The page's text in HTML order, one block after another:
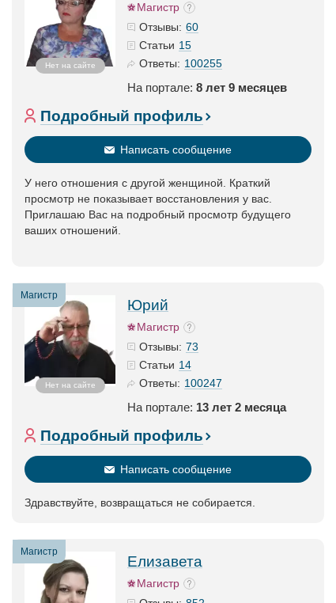
Нет на сайте
Магистр
Отзывы: 60
Статьи 15
Ответы: 100255
На портале: 8 лет 9 месяцев
Подробный профиль
Написать сообщение
У него отношения с другой женщиной. Краткий
просмотр не показывает восстановления у вас.
Приглашаю Вас на подробный просмотр будущего
ваших отношений.
Магистр
Нет на сайте
Юрий
Магистр
Отзывы: 73
Статьи 14
Ответы: 100247
На портале: 13 лет 2 месяца
Подробный профиль
Написать сообщение
Здравствуйте, возвращаться не собирается.
Магистр
Елизавета
Магистр